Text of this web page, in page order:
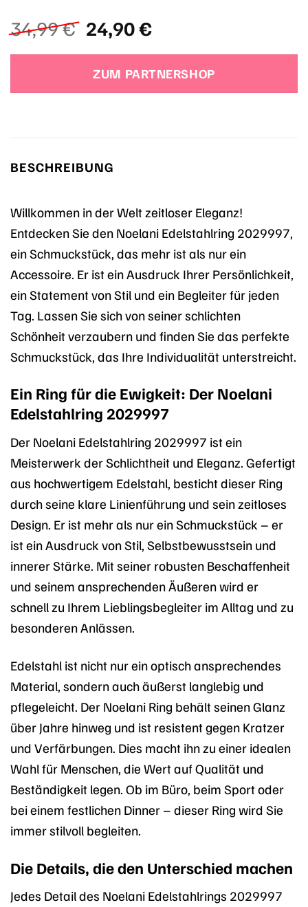
34,99€ Ursprünglicher
Preis
war:
34,99 €
24,90€Aktueller
ist:
24,90 €.
ZUM PARTNERSHOP
BESCHREIBUNG
Willkommen in der Welt zeitloser Eleganz!
Entdecken Sie den Noelani Edelstahlring 2029997,
ein Schmuckstück, das mehr ist als nur ein
Accessoire. Er ist ein Ausdruck Ihrer Persönlichkeit,
ein Statement von Stil und ein Begleiter für jeden
Tag. Lassen Sie sich von seiner schlichten
Schönheit verzaubern und finden Sie das perfekte
Schmuckstück, das Ihre Individualität unterstreicht.
Ein Ring für die Ewigkeit: Der Noelani
Edelstahlring 2029997
Der Noelani Edelstahlring 2029997 ist ein
Meisterwerk der Schlichtheit und Eleganz. Gefertigt
aus hochwertigem Edelstahl, besticht dieser Ring
durch seine klare Linienführung und sein zeitloses
Design. Er ist mehr als nur ein Schmuckstück – er
ist ein Ausdruck von Stil, Selbstbewusstsein und
innerer Stärke. Mit seiner robusten Beschaffenheit
und seinem ansprechenden Äußeren wird er
schnell zu Ihrem Lieblingsbegleiter im Alltag und zu
besonderen Anlässen.
Edelstahl ist nicht nur ein optisch ansprechendes
Material, sondern auch äußerst langlebig und
pflegeleicht. Der Noelani Ring behält seinen Glanz
über Jahre hinweg und ist resistent gegen Kratzer
und Verfärbungen. Dies macht ihn zu einer idealen
Wahl für Menschen, die Wert auf Qualität und
Beständigkeit legen. Ob im Büro, beim Sport oder
bei einem festlichen Dinner – dieser Ring wird Sie
immer stilvoll begleiten.
Die Details, die den Unterschied machen
Jedes Detail des Noelani Edelstahlrings 2029997